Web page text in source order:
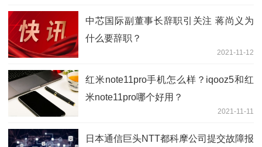
中芯国际副董事长辞职引关注 蒋尚义为
什么要辞职？
2021-11-12
红米note11pro手机怎么样？iqooz5和红
米note11pro哪个好用？
2021-11-11
日本通信巨头NTT都科摩公司提交故障报